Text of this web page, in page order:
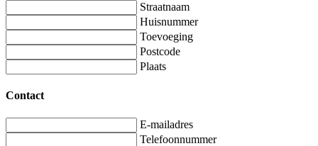
Straatnaam
Huisnummer
Toevoeging
Postcode
Plaats
Contact
E-mailadres
Telefoonnummer